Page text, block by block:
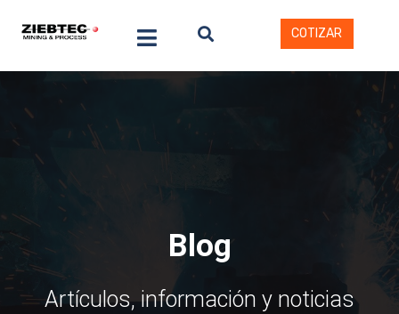
COTIZAR
Blog
Artículos, información y noticias